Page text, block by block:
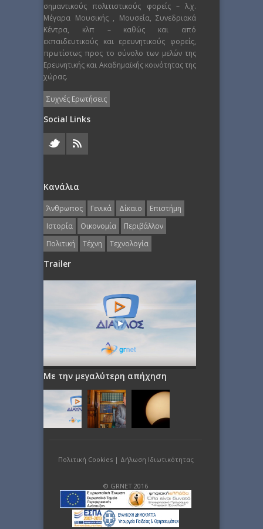
σημαντικούς πολιτιστικούς φορείς – λ.χ.
Μέγαρα Μουσικής , Μουσεία, Συνεδριακά
Κέντρα, κλπ – καθώς και από
εκπαιδευτικούς και ερευνητικούς φορείς,
πρωτίστως προς το σύνολο των μελών της
Ερευνητικής και Ακαδημαϊκής κοινότητας της
χώρας.
Συχνές Ερωτήσεις
Social Links
Κανάλια
Άνθρωπος Γενικά Δίκαιο
Επιστήμη
Ιστορία
Οικονομία
Περιβάλλον
Πολιτική
Τέχνη Τεχνολογία
Trailer
Με την μεγαλύτερη απήχηση
Πολιτική Cookies| Δήλωση Ιδιωτικότητας
© GRNET 2016